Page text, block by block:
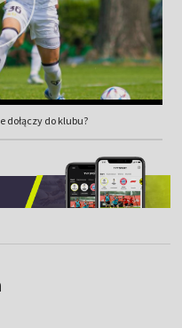
do klubu?